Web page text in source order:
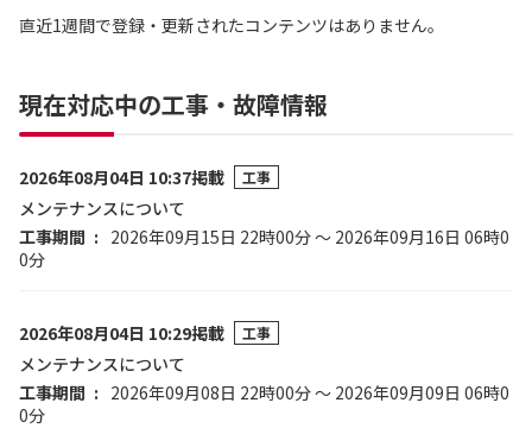
直近1週間で登録・更新されたコンテンツはありません。
現在対応中の工事・故障情報
2026年08月04日 10:37掲載 工事
メンテナンスについて
工事期間
2026年09月15日 22時00分 ～ 2026年09月16日 06時0
0分
2026年08月04日 10:29掲載 工事
メンテナンスについて
工事期間
2026年09月08日 22時00分 ～ 2026年09月09日 06時0
0分